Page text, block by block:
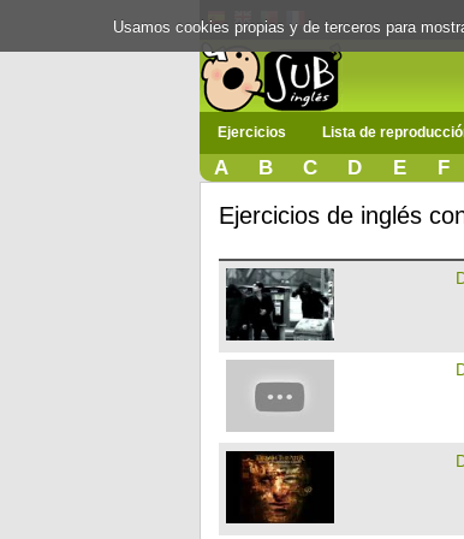
Ejercicios Lista de
A B C D E F
Ejercicios de inglés
Usamos cookies propias y de terceros para